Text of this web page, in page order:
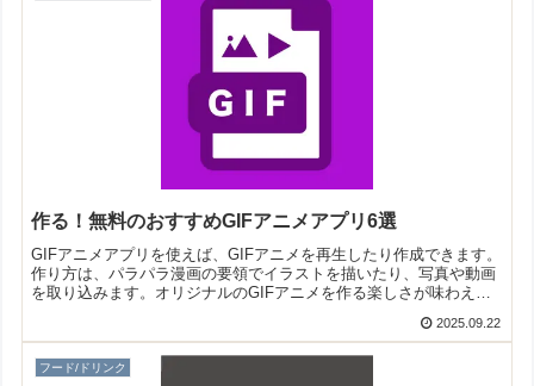
作る！無料のおすすめGIFアニメアプリ6選
GIFアニメアプリを使えば、GIFアニメを再生したり作成できます。
作り方は、パラパラ漫画の要領でイラストを描いたり、写真や動画
を取り込みます。オリジナルのGIFアニメを作る楽しさが味わえま
2025.09.22
フード/ドリンク